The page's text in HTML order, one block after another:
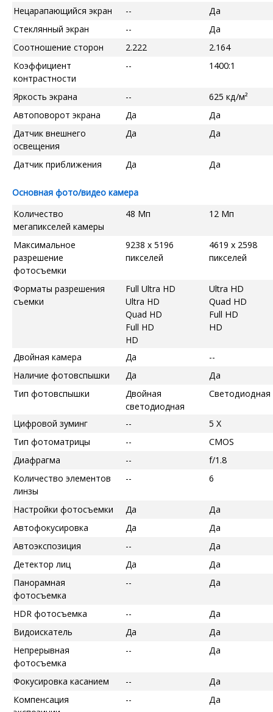
Нецарапающийся экран --
Да
Стеклянный экран
--
Да
Соотношение сторон
2.222
2.164
Коэффициент
контрастности
-- 1400:1
Яркость экрана --
625 кд/м²
Автоповорот экрана
Да
Да
Датчик внешнего
освещения
Да Да
Датчик приближения Да Да
Основная фото/видео камера
Количество
мегапикселей камеры
48 Мп 12 Мп
Максимальное
разрешение
фотосъемки
9238 x 5196
пикселей
4619 x 2598
пикселей
Форматы разрешения
съемки
Full Ultra HD
Ultra HD
Quad HD
Full HD
HD
Ultra HD
Quad HD
Full HD
HD
Двойная камера Да
--
Наличие фотовспышки
Да
Да
Тип фотовспышки
Двойная
светодиодная
Светодиодная
Цифровой зуминг --
5 X
Тип фотоматрицы
--
CMOS
Диафрагма
--
f/1.8
Количество элементов
линзы
-- 6
Настройки фотосъемки Да
Да
Автофокусировка
Да
Да
Автоэкспозиция
--
Да
Детектор лиц
Да
Да
Панорамная
фотосъемка
-- Да
HDR фотосъемка --
Да
Видоискатель
Да
Да
Непрерывная
фотосъемка
-- Да
Фокусировка касанием --
Да
Компенсация
-- Да